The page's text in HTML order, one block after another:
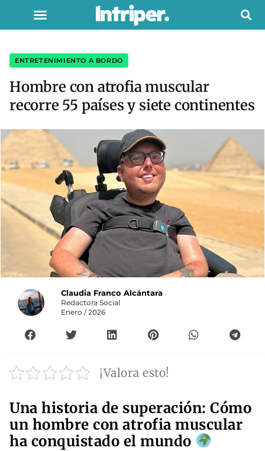
ENTRETENIMIENTO A BORDO
Hombre con atrofia muscular
recorre 55 países y siete continentes
Claudia Franco Alcántara
Redactora Social
Enero / 2026
¡Valora esto!
Una historia de superación: Cómo
un hombre con atrofia muscular
ha conquistado el mundo